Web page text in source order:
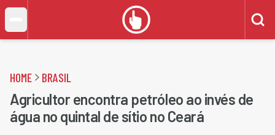
HOME BRASIL
Agricultor encontra petróleo ao invés de
água no quintal de sítio no Ceará